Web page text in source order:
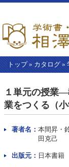
トップ» カタログ »
こ
か
ら
本
文】
１単元の授業
業をつくる（小
著者名： 本間昇・
田克己
出版元： 日本書籍